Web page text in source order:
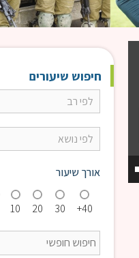
למעלה/למטה
להגביר
חיפוש שיעורים
אורך שיעור
10 20 30 40+